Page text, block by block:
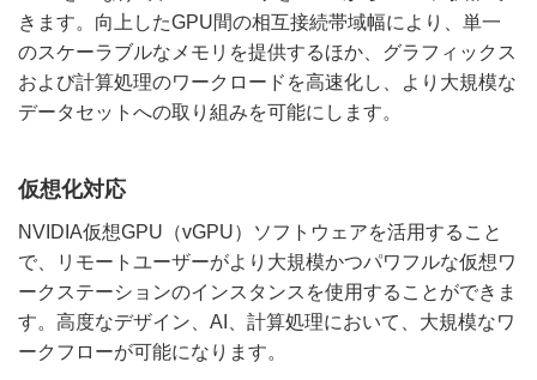
きます。向上したGPU間の相互接続帯域幅により、単一
のスケーラブルなメモリを提供するほか、グラフィックス
および計算処理のワークロードを高速化し、より大規模な
データセットへの取り組みを可能にします。
仮想化対応
NVIDIA仮想GPU（vGPU）ソフトウェアを活用すること
で、リモートユーザーがより大規模かつパワフルな仮想ワ
ークステーションのインスタンスを使用することができま
す。高度なデザイン、AI、計算処理において、大規模なワ
ークフローが可能になります。